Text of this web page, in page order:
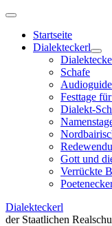
Startseite
Dialekteckerl
Schafe
Festtage
Dialekt-
Gott und
Verrückte
Dialekteckerl
der Staatlichen